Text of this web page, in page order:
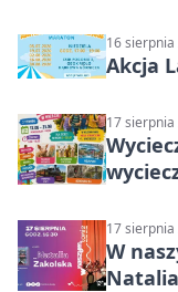
16
Akcja
17
17
W